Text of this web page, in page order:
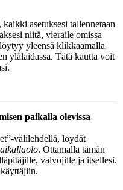
asetuksesi tallennetaan
niitä, vieraile omissa
yleensä klikkaamalla
ylälaidassa. Tätä kautta voit
paikalla olevissa
välilehdellä, löydät
. Ottamalla tämän
valvojille ja itsellesi.